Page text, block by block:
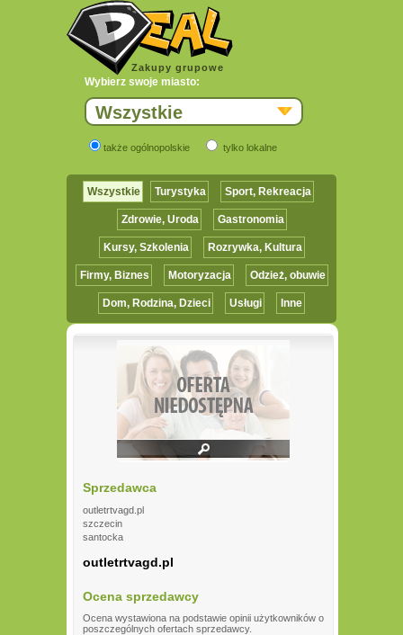
Zakupy grupowe
Wybierz swoje miasto:
Wszystkie
także ogólnopolskie tylko lokalne
Wszystkie Turystyka Sport, Rekreacja
Zdrowie, Uroda Gastronomia
Kursy, Szkolenia Rozrywka, Kultura
Firmy, Biznes Motoryzacja Odzież, obuwie
Dom, Rodzina, Dzieci Usługi Inne
Sprzedawca
outletrtvagd.pl
szczecin
santocka
outletrtvagd.pl
Ocena sprzedawcy
Ocena wystawiona na podstawie opinii użytkowników o
poszczególnych ofertach sprzedawcy.